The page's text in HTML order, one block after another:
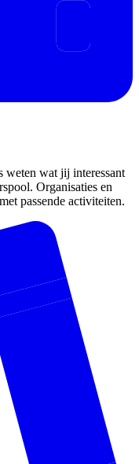
weten wat jij interessant
Organisaties en
passende activiteiten.